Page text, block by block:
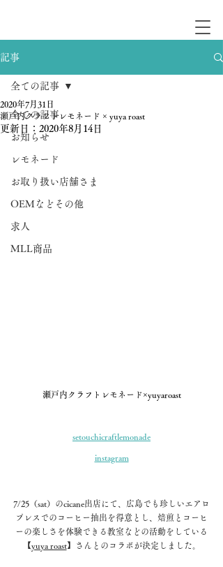
記事
全ての記事
お知らせ
レモネード
お取り扱い店舗さま
OEMなどその他
求人
MLL商品
全ての記事
瀬戸内クラフトレモネード × yuya roast
2020年7月31日
更新日： 2020年8月14日
瀬戸内クラフトレモネード×yuyaroast
setouchicraftlemonade
instagram
7/25（sat）のcicane出店にて、広島でも珍しいエアロ
プレスでのコーヒー抽出を得意とし、焙煎とコーヒ
ーの楽しさを体験できる教室などの活動をしている
【yuya roast】さんとのコラボが決定しました。